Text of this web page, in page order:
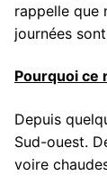
rappelle que
journées
Pourquoi ce
Depuis
Sud-ouest.
voire